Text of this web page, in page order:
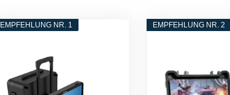
EMPFEHLUNG NR. 1 EMPFEHLUNG NR. 2